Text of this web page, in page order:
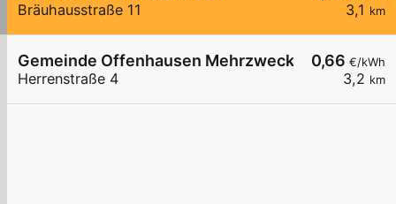
3,1 km
Bräuhausstraße 11
0,66 €/kWh
3,2 km
Gemeinde Offenhausen Mehrzweckhalle
Herrenstraße 4